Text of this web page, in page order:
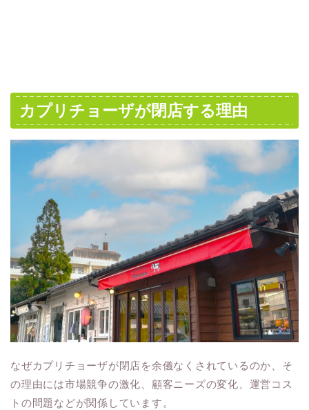
カプリチョーザが閉店する理由
なぜカプリチョーザが閉店を余儀なくされているのか、そ
の理由には市場競争の激化、顧客ニーズの変化、運営コス
トの問題などが関係しています。